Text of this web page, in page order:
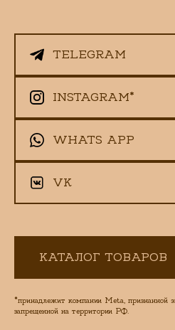
TELEGRAM
INSTAGRAM*
WHATS APP
VK
КАТАЛОГ ТОВАРОВ
*принадлежит компании Meta, признанной
запрещенной на территории РФ.